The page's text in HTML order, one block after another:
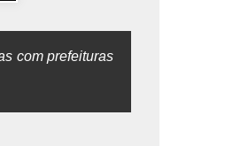
com prefeituras